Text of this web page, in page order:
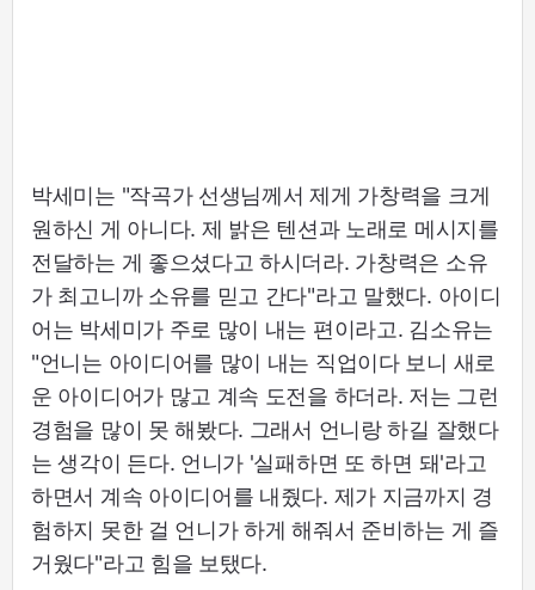
박세미는 "작곡가 선생님께서 제게 가창력을 크게
원하신 게 아니다. 제 밝은 텐션과 노래로 메시지를
전달하는 게 좋으셨다고 하시더라. 가창력은 소유
가 최고니까 소유를 믿고 간다"라고 말했다. 아이디
어는 박세미가 주로 많이 내는 편이라고. 김소유는
"언니는 아이디어를 많이 내는 직업이다 보니 새로
운 아이디어가 많고 계속 도전을 하더라. 저는 그런
경험을 많이 못 해봤다. 그래서 언니랑 하길 잘했다
는 생각이 든다. 언니가 '실패하면 또 하면 돼'라고
하면서 계속 아이디어를 내줬다. 제가 지금까지 경
험하지 못한 걸 언니가 하게 해줘서 준비하는 게 즐
거웠다"라고 힘을 보탰다.